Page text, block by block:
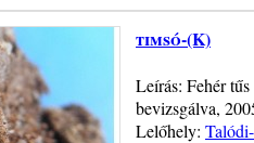
timsó-(K)
Leírás: Fehér
bevizsgálva,
Lelőhely: